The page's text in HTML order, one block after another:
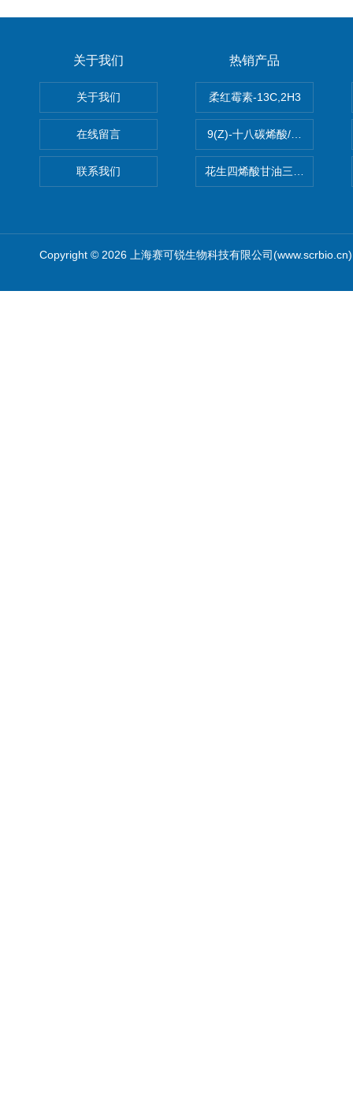
关于我们
关于我们
在线留言
联系我们
热销产品
柔红霉素-13C,2H3
9(Z)-十八碳烯酸/油酸
花生四烯酸甘油三酯(顺式-
Copyright © 2026 上海赛可锐生物科技有限公司